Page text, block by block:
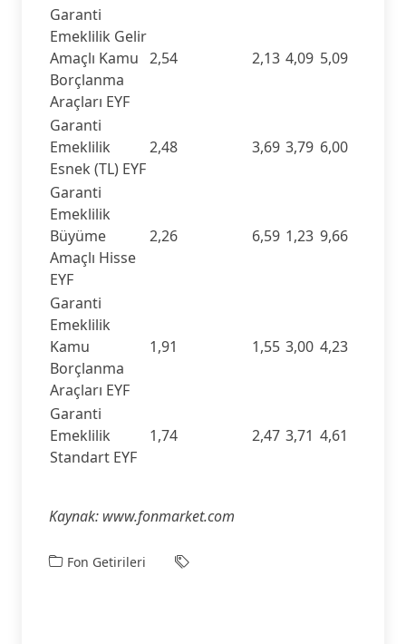
Garanti
Emeklilik Gelir
Amaçlı Kamu
Borçlanma
Araçları EYF
2,54 2,13 4,09 5,09
Garanti
Emeklilik
Esnek (TL) EYF
2,48 3,69 3,79 6,00
Garanti
Emeklilik
Büyüme
Amaçlı Hisse
EYF
2,26 6,59 1,23 9,66
Garanti
Emeklilik
Kamu
Borçlanma
Araçları EYF
1,91 1,55 3,00 4,23
Garanti
Emeklilik
Standart EYF
1,74 2,47 3,71 4,61
Kaynak: www.fonmarket.com
Fon Getirileri